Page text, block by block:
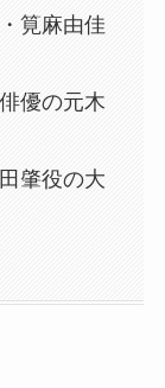
筧麻由佳
優の元木
肇役の大